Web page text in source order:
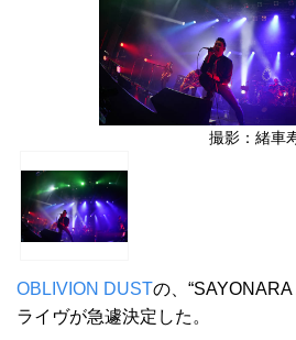
撮影：緒車
OBLIVION DUSTの、
ライヴが急遽決定した。